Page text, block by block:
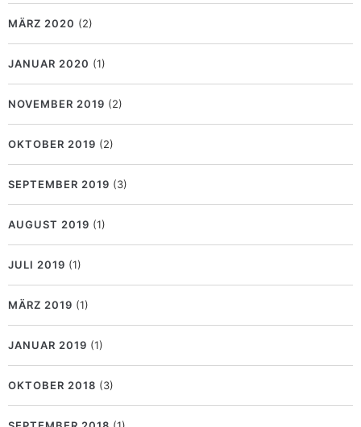
MÄRZ 2020 (2)
JANUAR 2020 (1)
NOVEMBER 2019 (2)
OKTOBER 2019 (2)
SEPTEMBER 2019 (3)
AUGUST 2019 (1)
JULI 2019 (1)
MÄRZ 2019 (1)
JANUAR 2019 (1)
OKTOBER 2018 (3)